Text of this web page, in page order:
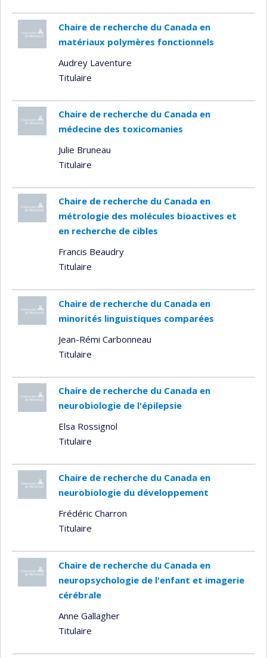
Chaire de recherche du Canada en
matériaux polymères fonctionnels
Audrey Laventure
Titulaire
Chaire de recherche du Canada en
médecine des toxicomanies
Julie Bruneau
Titulaire
Chaire de recherche du Canada en
métrologie des molécules bioactives et
en recherche de cibles
Francis Beaudry
Titulaire
Chaire de recherche du Canada en
minorités linguistiques comparées
Jean-Rémi Carbonneau
Titulaire
Chaire de recherche du Canada en
neurobiologie de l'épilepsie
Elsa Rossignol
Titulaire
Chaire de recherche du Canada en
neurobiologie du développement
Frédéric Charron
Titulaire
Chaire de recherche du Canada en
neuropsychologie de l'enfant et imagerie
cérébrale
Anne Gallagher
Titulaire